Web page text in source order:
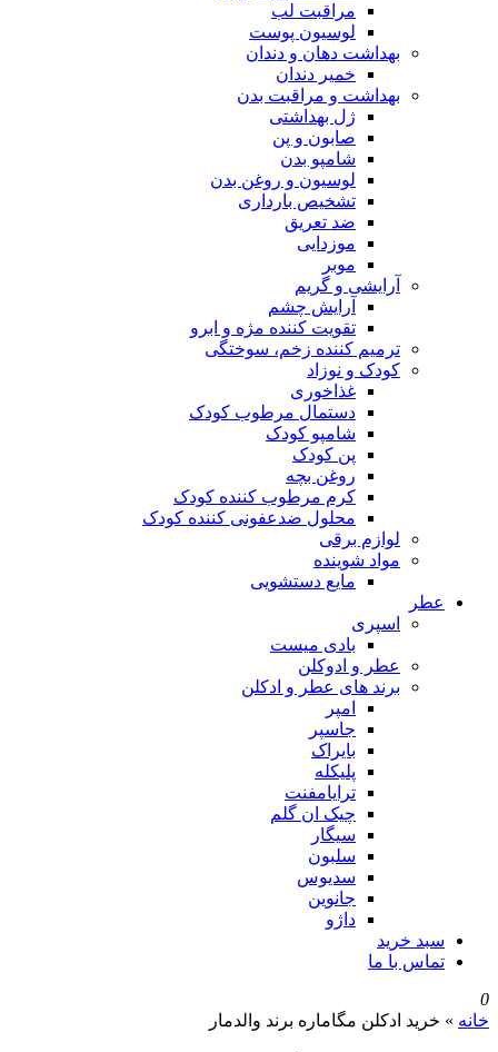
مراقبت لب
لوسیون پوست
بهداشت دهان و دندان
خمیر دندان
بهداشت و مراقبت بدن
ژل بهداشتی
صابون و پن
شامپو بدن
لوسیون و روغن بدن
تشخیص بارداری
ضد تعریق
موزدایی
موبر
آرایشی و گریم
آرایش چشم
تقویت کننده مژه و ابرو
ترمیم کننده زخم، سوختگی
کودک و نوزاد
غذاخوری
دستمال مرطوب کودک
شامپو کودک
پن کودک
روغن بچه
کرم مرطوب کننده کودک
محلول ضدعفونی کننده کودک
لوازم برقی
مواد شوینده
مایع دستشویی
عطر
اسپری
بادی میست
عطر و ادوکلن
برند های عطر و ادکلن
امپر
جاسپر
بایراک
پلیکله
ترایامفنت
چیک ان گلم
سیگار
سلبون
سدیوس
جانوین
داژو
سبد خرید
تماس با ما
0
خانه » خرید ادکلن مگاماره برند والدمار